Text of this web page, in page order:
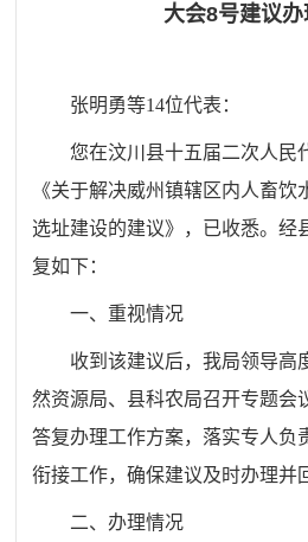
大会8号建议办
张明勇等14位代表：
您在汶川县十五届二次人民
《关于解决威州镇辖区内人畜
选址建设的建议》，已收悉。经
复如下：
一、重视情况
收到该建议后，我局领导高
然资源局、县科农局召开专题会
答复办理工作方案， 落实专人负
衔接工作，确保建议及时办理并
二、办理情况